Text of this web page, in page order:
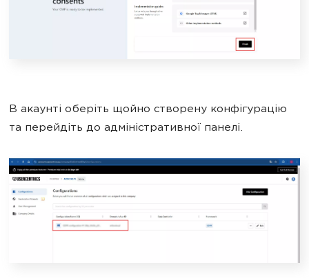
В акаунті оберіть щойно створену конфігурацію
та перейдіть до адміністративної панелі.